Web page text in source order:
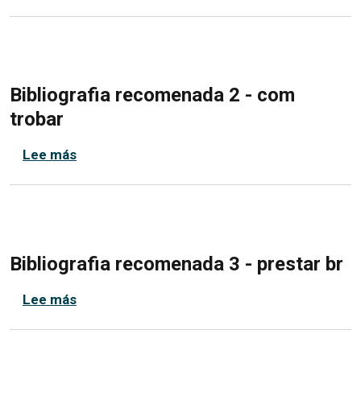
Bibliografia recomenada 2 - com
trobar
Lee mássobre Bibliografia recomenada 2 - com
Bibliografia recomenada 3 - prestar br
Lee mássobre Bibliografia recomenada 3 - prestar br